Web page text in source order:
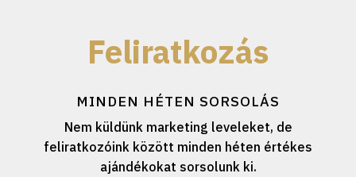
Feliratkozás
MINDEN HÉTEN SORSOLÁS
Nem küldünk marketing leveleket, de
feliratkozóink között minden héten értékes
ajándékokat sorsolunk ki.